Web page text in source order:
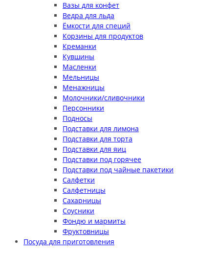
Вазы для конфет
Ведра для льда
Ёмкости для специй
Корзины для продуктов
Креманки
Кувшины
Масленки
Мельницы
Менажницы
Молочники/сливочники
Персонники
Подносы
Подставки для лимона
Подставки для торта
Подставки для яиц
Подставки под горячее
Подставки под чайные пакетики
Салфетки
Салфетницы
Сахарницы
Соусники
Фондю и мармиты
Фруктовницы
Посуда для приготовления